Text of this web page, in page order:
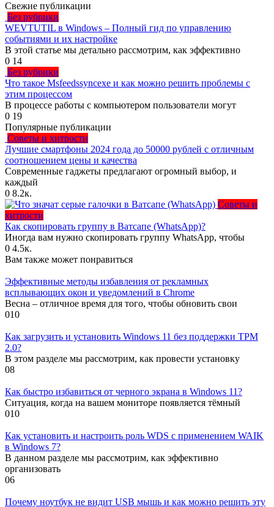
Свежие публикации
Без рубрики
WEVTUTIL в Windows – Полный гид по управлению
событиями и их настройке
В этой статье мы детально рассмотрим, как эффективно
0 14
Без рубрики
Что такое Msfeedssyncexe и как можно решить проблемы с
этим процессом
В процессе работы с компьютером пользователи могут
0 19
Популярные публикации
Советы и хитрости
Лучшие смартфоны 2024 года до 50000 рублей с отличным
соотношением цены и качества
Современные гаджеты предлагают огромный выбор, и
каждый
0 8.2к.
Советы и
хитрости
Как скопировать группу в Ватсапе (WhatsApp)?
Иногда вам нужно скопировать группу WhatsApp, чтобы
0 4.5к.
Вам также может понравиться
Эффективные методы избавления от рекламных
всплывающих окон и уведомлений в Chrome
Весна – отличное время для того, чтобы обновить свои
010
Как загрузить и установить Windows 11 без поддержки TPM
2.0?
В этом разделе мы рассмотрим, как провести установку
08
Как быстро избавиться от черного экрана в Windows 11?
Ситуация, когда на вашем мониторе появляется тёмный
010
Как установить и настроить роль WDS с применением WAIK
в Windows 7?
В данном разделе мы рассмотрим, как эффективно
организовать
06
Почему ноутбук не видит USB мышь и как можно решить эту